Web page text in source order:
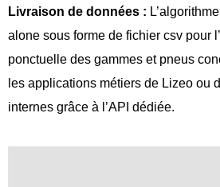
Livraison de données :
alone sous forme de fichier csv pour
ponctuelle des gammes et pneus
les applications métiers de Lizeo ou
internes grâce à l’API dédiée.